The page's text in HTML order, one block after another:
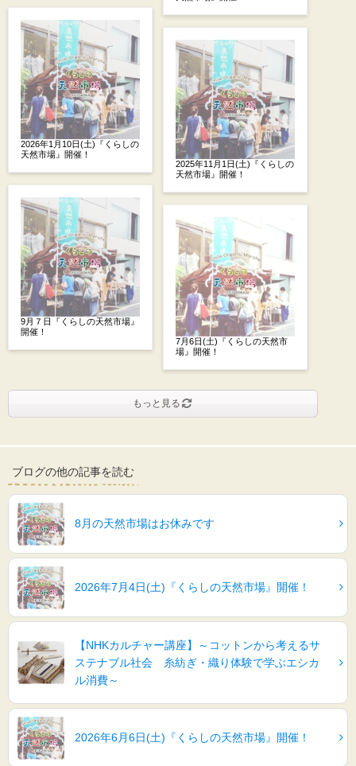
2026年1月10日(土)『くらしの
天然市場』開催！
9月７日『くらしの天然市場』
開催！
2025年11月1日(土)『くらしの
天然市場』開催！
7月6日(土)『くらしの天然市
場』開催！
もっと見る
ブログの他の記事を読む
8月の天然市場はお休みです
2026年7月4日(土)『くらしの天然市場』開催！
【NHKカルチャー講座】～コットンから考えるサ
ステナブル社会 糸紡ぎ・織り体験で学ぶエシカ
ル消費～
2026年6月6日(土)『くらしの天然市場』開催！